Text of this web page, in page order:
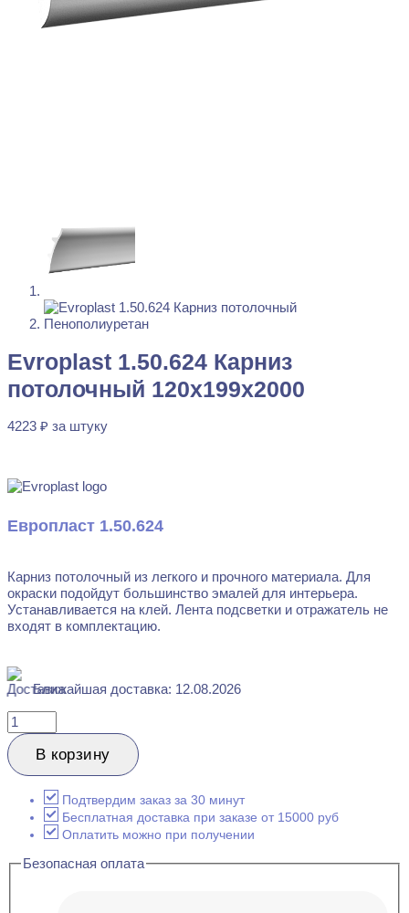
Evroplast 1.50.624 Карниз
потолочный 120x199x2000
4223 ₽ за штуку
Европласт 1.50.624
Карниз потолочный из легкого и прочного материала. Для
окраски подойдут большинство эмалей для интерьера.
Устанавливается на клей. Лента подсветки и отражатель не
входят в комплектацию.
Ближайшая доставка: 12.08.2026
Количество
товара
Evroplast
1.50.624
потолочный
120x199x2000
В корзину
Подтвердим заказ за 30 минут
Бесплатная доставка при заказе от 15000 руб
Оплатить можно при получении
Безопасная оплата